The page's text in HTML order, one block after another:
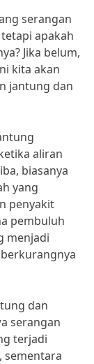
serangan
apakah
Jika belum,
kita akan
jantung dan
aliran
biasanya
yang
penyakit
pembuluh
menjadi
dan
serangan
terjadi
sementara